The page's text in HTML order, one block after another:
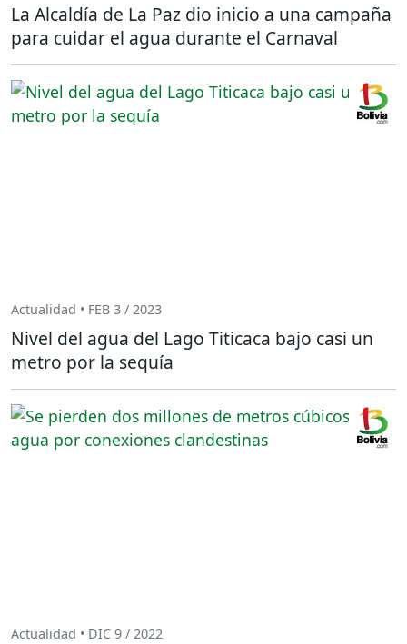
La Alcaldía de La Paz dio inicio a una campaña
para cuidar el agua durante el Carnaval
Actualidad • FEB 3 / 2023
Nivel del agua del Lago Titicaca bajo casi un
metro por la sequía
Actualidad • DIC 9 / 2022